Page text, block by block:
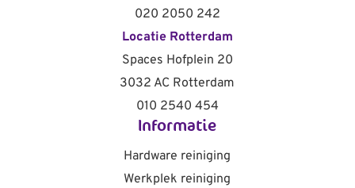
020 2050 242
Locatie Rotterdam
Spaces Hofplein 20
3032 AC Rotterdam
010 2540 454
Informatie
Hardware reiniging
Werkplek reiniging